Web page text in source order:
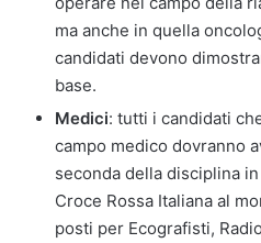
ma anche in quella
candidati devono
base.
Medici: tutti i candidati
campo medico dovranno
seconda della disciplina
Croce Rossa Italiana al
posti per Ecografisti,